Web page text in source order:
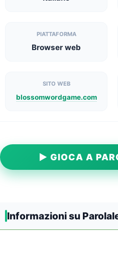
PIATTAFORMA
Browser web
SITO WEB
blossomwordgame.com
▶ GIOCA A
Informazioni su